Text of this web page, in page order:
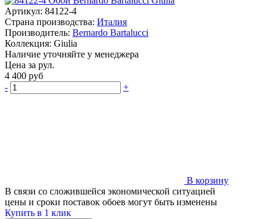
Артикул: 84122-4
Страна производства: Италия
Производитель: Bernardo Bartalucci
Коллекция: Giulia
Наличие уточняйте у менеджера
Цена за рул.
4 400 руб
-
+
В корзину
В связи со сложившейся экономической ситуацией
цены и сроки поставок обоев могут быть изменены
Купить в 1 клик